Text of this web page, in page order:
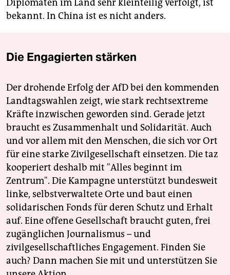
Diplomaten im Land sehr kleinteilig verfolgt, ist
bekannt. In China ist es nicht anders.
Die Engagierten stärken
Der drohende Erfolg der AfD bei den kommenden
Landtagswahlen zeigt, wie stark rechtsextreme
Kräfte inzwischen geworden sind. Gerade jetzt
braucht es Zusammenhalt und Solidarität. Auch
und vor allem mit den Menschen, die sich vor Ort
für eine starke Zivilgesellschaft einsetzen. Die taz
kooperiert deshalb mit "Alles beginnt im
Zentrum". Die Kampagne unterstützt bundesweit
linke, selbstverwaltete Orte und baut einen
solidarischen Fonds für deren Schutz und Erhalt
auf. Eine offene Gesellschaft braucht guten, frei
zugänglichen Journalismus – und
zivilgesellschaftliches Engagement. Finden Sie
auch? Dann machen Sie mit und unterstützen Sie